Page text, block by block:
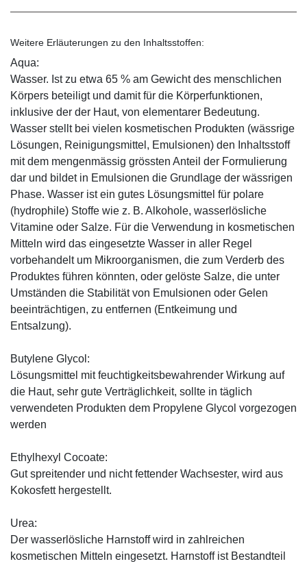
Weitere Erläuterungen zu den Inhaltsstoffen:
Aqua:
Wasser. Ist zu etwa 65 % am Gewicht des menschlichen
Körpers beteiligt und damit für die Körperfunktionen,
inklusive der der Haut, von elementarer Bedeutung.
Wasser stellt bei vielen kosmetischen Produkten (wässrige
Lösungen, Reinigungsmittel, Emulsionen) den Inhaltsstoff
mit dem mengenmässig grössten Anteil der Formulierung
dar und bildet in Emulsionen die Grundlage der wässrigen
Phase. Wasser ist ein gutes Lösungsmittel für polare
(hydrophile) Stoffe wie z. B. Alkohole, wasserlösliche
Vitamine oder Salze. Für die Verwendung in kosmetischen
Mitteln wird das eingesetzte Wasser in aller Regel
vorbehandelt um Mikroorganismen, die zum Verderb des
Produktes führen könnten, oder gelöste Salze, die unter
Umständen die Stabilität von Emulsionen oder Gelen
beeinträchtigen, zu entfernen (Entkeimung und
Entsalzung).
Butylene Glycol:
Lösungsmittel mit feuchtigkeitsbewahrender Wirkung auf
die Haut, sehr gute Verträglichkeit, sollte in täglich
verwendeten Produkten dem Propylene Glycol vorgezogen
werden
Ethylhexyl Cocoate:
Gut spreitender und nicht fettender Wachsester, wird aus
Kokosfett hergestellt.
Urea:
Der wasserlösliche Harnstoff wird in zahlreichen
kosmetischen Mitteln eingesetzt. Harnstoff ist Bestandteil